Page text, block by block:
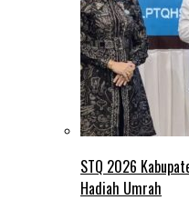
STQ 2026
Hadiah Umrah